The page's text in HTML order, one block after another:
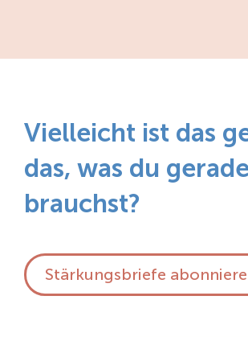
Vielleicht ist das
das, was du gerade
brauchst?
Stärkungsbriefe